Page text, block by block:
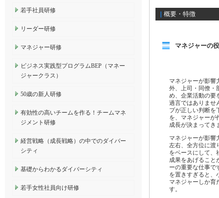
概要・特徴
マネジャーの
マネジャーが影響
外、上司・同僚・
め、企業活動の要
過言ではありませ
プが正しい判断を
を、マネジャーが
成長が決まってき
マネジャーが影響
左右、全方位に渡
をベースにして、
成果をあげること
ーの重要な仕事で
を置きすぎると、
マネジャーしか育
す。
若手社員研修
リーダー研修
マネジャー研修
ビジネス実践型プログラムBEP（マネー
ジャークラス）
50歳の新人研修
有効性の高いチームを作る！チームマネ
ジメント研修
経営戦略（成長戦略）の中でのダイバー
シティ
基礎からわかるダイバーシティ
若手女性社員向け研修